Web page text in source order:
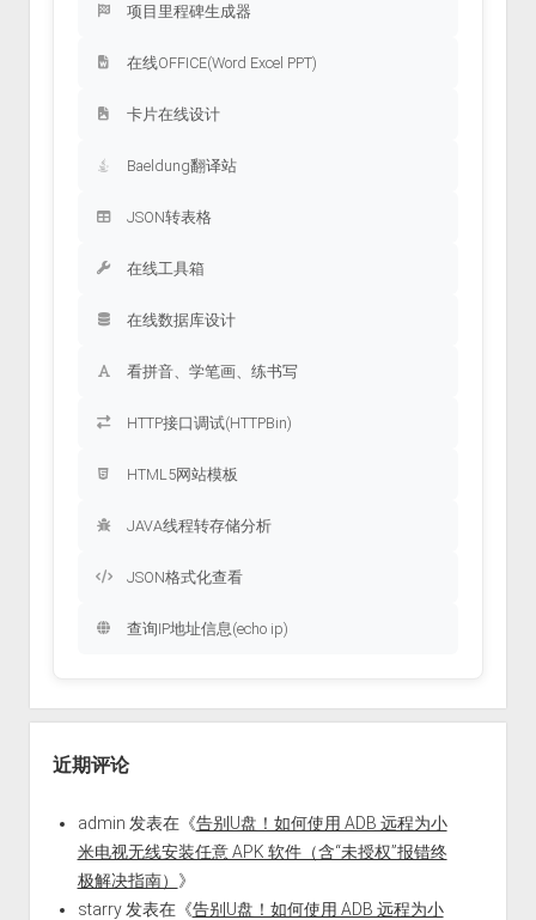
项目里程碑生成器
在线OFFICE(Word Excel PPT)
卡片在线设计
Baeldung翻译站
JSON转表格
在线工具箱
在线数据库设计
看拼音、学笔画、练书写
HTTP接口调试(HTTPBin)
HTML5网站模板
JAVA线程转存储分析
JSON格式化查看
查询IP地址信息(echo ip)
近期评论
admin 发表在《告别U盘！如何使用 ADB 远程为小
米电视无线安装任意 APK 软件（含“未授权”报错终
极解决指南） 》
starry发表在《告别U盘！如何使用 ADB 远程为小